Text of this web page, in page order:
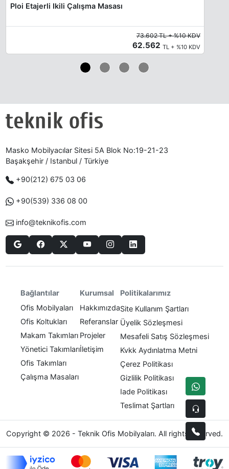
Ploi Etajerli Ikili Çalışma Masası
73.602 TL + %10 KDV
62.562 TL + %10 KDV
Masko Mobilyacılar Sitesi 5A Blok No:19-21-23
Başakşehir / Istanbul / Türkiye
+90(212) 675 03 06
+90(539) 336 08 00
info@teknikofis.com
Bağlantılar
Ofis Mobilyaları
Ofis Koltukları
Makam Takımları
Yönetici Takımları
Ofis Takımları
Çalışma Masaları
Kurumsal
Hakkımızda
Referanslar
Projeler
İletişim
Politikalarımız
Site Kullanım Şartları
Üyelik Sözleşmesi
Mesafeli Satış Sözleşmesi
Kvkk Aydınlatma Metni
Çerez Politikası
Gizlilik Politikası
Iade Politikası
Teslimat Şartları
Copyright © 2026 - Teknik Ofis Mobilyaları. All rights reserved.